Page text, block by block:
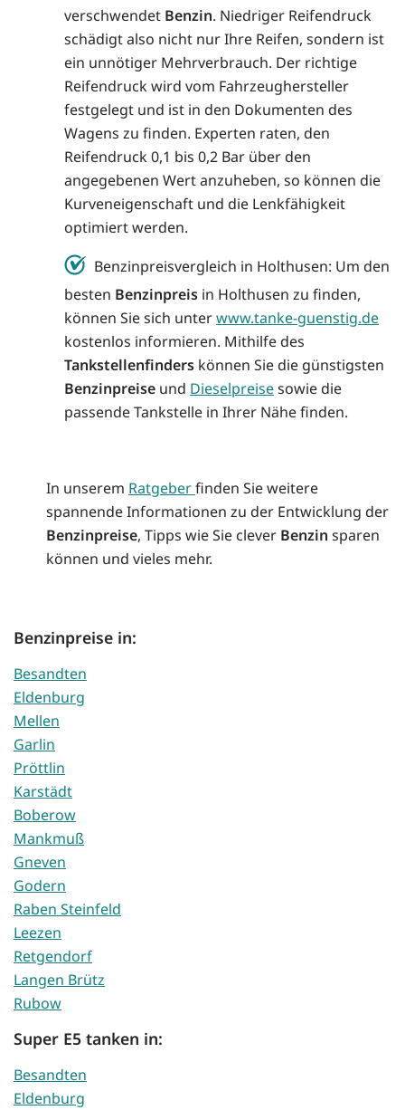
verschwendet Benzin. Niedriger Reifendruck
schädigt also nicht nur Ihre Reifen, sondern ist
ein unnötiger Mehrverbrauch. Der richtige
Reifendruck wird vom Fahrzeughersteller
festgelegt und ist in den Dokumenten des
Wagens zu finden. Experten raten, den
Reifendruck 0,1 bis 0,2 Bar über den
angegebenen Wert anzuheben, so können die
Kurveneigenschaft und die Lenkfähigkeit
optimiert werden.
Benzinpreisvergleich in Holthusen: Um den
besten Benzinpreis in Holthusen zu finden,
können Sie sich unterwww.tanke-guenstig.de
kostenlos informieren. Mithilfe des
Tankstellenfinders können Sie die günstigsten
Benzinpreise und Dieselpreisesowie die
passende Tankstelle in Ihrer Nähe finden.
In unserem Ratgeberfinden Sie weitere
spannende Informationen zu der Entwicklung der
Benzinpreise, Tipps wie Sie clever Benzin sparen
können und vieles mehr.
Benzinpreise in:
Besandten
Eldenburg
Mellen
Garlin
Pröttlin
Karstädt
Boberow
Mankmuß
Gneven
Godern
Raben Steinfeld
Leezen
Retgendorf
Langen Brütz
Rubow
Super E5 tanken in:
Besandten
Eldenburg